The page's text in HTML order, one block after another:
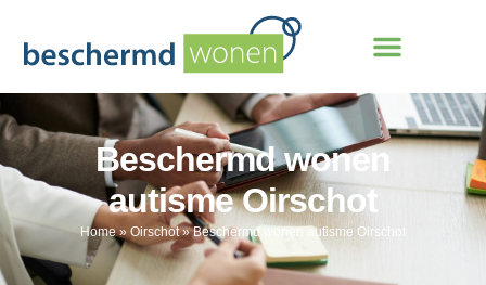
Beschermd wonen
autisme Oirschot
Home» Oirschot»Beschermd wonen autisme Oirschot